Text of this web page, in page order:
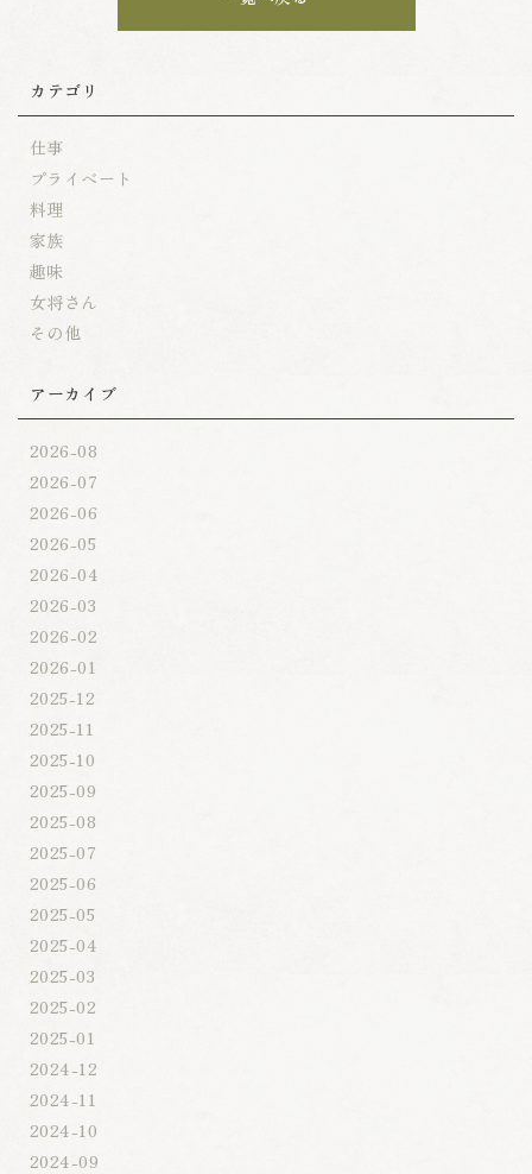
カテゴリ
仕事
プライベート
料理
家族
趣味
女将さん
その他
アーカイブ
2026-08
2026-07
2026-06
2026-05
2026-04
2026-03
2026-02
2026-01
2025-12
2025-11
2025-10
2025-09
2025-08
2025-07
2025-06
2025-05
2025-04
2025-03
2025-02
2025-01
2024-12
2024-11
2024-10
2024-09